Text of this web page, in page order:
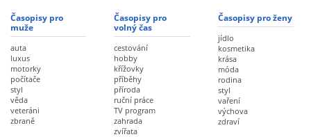
Časopisy pro
muže
auta
luxus
motorky
počítače
styl
věda
veteráni
zbraně
Časopisy pro
volný čas
cestování
hobby
křížovky
příběhy
příroda
ruční práce
TV program
zahrada
zvířata
Časopisy pro ženy
jídlo
kosmetika
krása
móda
rodina
styl
vaření
výchova
zdraví